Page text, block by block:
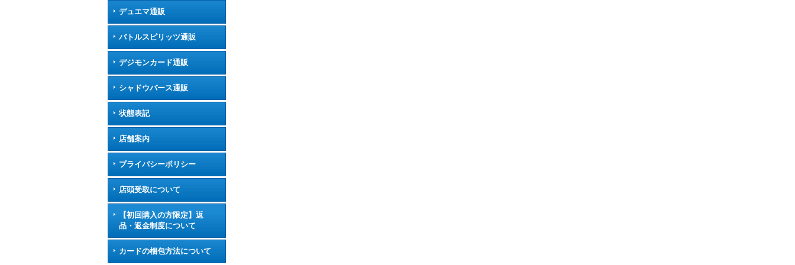
デュエマ通販
バトルスピリッツ通販
デジモンカード通販
シャドウバース通販
状態表記
店舗案内
プライバシーポリシー
店頭受取について
【初回購入の方限定】返
品・返金制度について
カードの梱包方法について